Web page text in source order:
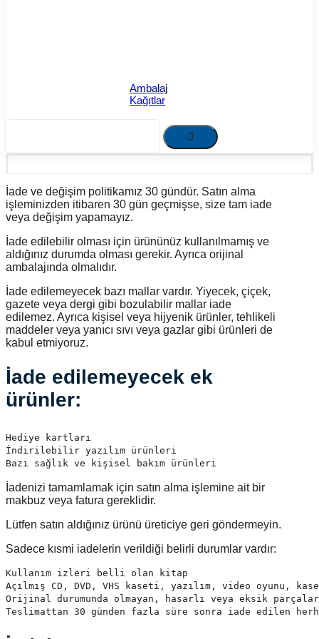
Ambalaj
Kağıtlar
İade ve değişim politikamız 30 gündür. Satın alma
işleminizden itibaren 30 gün geçmişse, size tam iade
veya değişim yapamayız.
İade edilebilir olması için ürününüz kullanılmamış ve
aldığınız durumda olması gerekir. Ayrıca orijinal
ambalajında olmalıdır.
İade edilemeyecek bazı mallar vardır. Yiyecek, çiçek,
gazete veya dergi gibi bozulabilir mallar iade
edilemez. Ayrıca kişisel veya hijyenik ürünler, tehlikeli
maddeler veya yanıcı sıvı veya gazlar gibi ürünleri de
kabul etmiyoruz.
İade edilemeyecek ek
ürünler:
Hediye kartları
İndirilebilir yazılım ürünleri
Bazı sağlık ve kişisel bakım ürünleri
İadenizi tamamlamak için satın alma işlemine ait bir
makbuz veya fatura gereklidir.
Lütfen satın aldığınız ürünü üreticiye geri göndermeyin.
Sadece kısmi iadelerin verildiği belirli durumlar vardır:
Kullanım izleri belli olan kitap
Açılmış CD, DVD, VHS kaseti, yazılım, video oyunu,
Orijinal durumunda olmayan, hasarlı veya eksik
Teslimattan 30 günden fazla süre sonra iade edilen